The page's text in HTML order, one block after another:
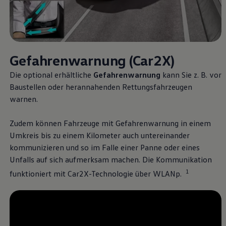
4
Gefahrenwarnung (Car2X)
Die optional erhältliche Gefahrenwarnung kann Sie z. B. vor
Baustellen oder herannahenden Rettungsfahrzeugen
warnen.
Zudem können Fahrzeuge mit Gefahrenwarnung in einem
Umkreis bis zu einem Kilometer auch untereinander
kommunizieren und so im Falle einer Panne oder eines
Unfalls auf sich aufmerksam machen. Die Kommunikation
funktioniert mit Car2X-Technologie über WLANp.
1